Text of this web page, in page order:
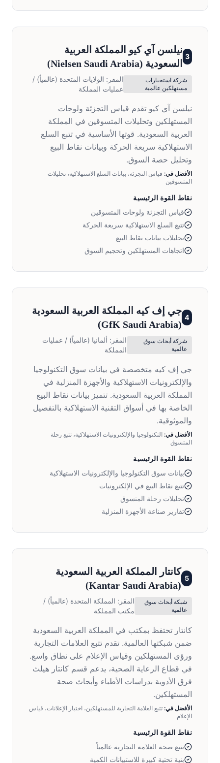
3
نيلسن آي كيو المملكة العربية
السعودية (
Nielsen Saudi Arabia
)
شركة استخبارات
مستهلكين عالمية
المقر: الولايات المتحدة (عالمياً) /
عمليات المملكة
نيلسن آي كيو تقدم قياس التجزئة ولوحات
المستهلكين وتحليلات المتسوقين في المملكة
العربية السعودية. قوتها الأساسية في تتبع السلع
الاستهلاكية سريعة الحركة وبيانات نقاط البيع
وتحليل حصة السوق.
الأفضل في: قياس التجزئة، بيانات السلع الاستهلاكية، تحليلات
المتسوقين
نقاط القوة الرئيسية
قياس التجزئة ولوحات المتسوقين
تتبع السلع الاستهلاكية سريعة الحركة
تحليلات بيانات نقاط البيع
اتجاهات المستهلكين وتحجيم السوق
4
جي إف كيه المملكة العربية السعودية
(
GfK Saudi Arabia
)
شركة أبحاث سوق
عالمية
المقر: ألمانيا (عالمياً) / عمليات
المملكة
جي إف كيه متخصصة في بيانات سوق التكنولوجيا
والإلكترونيات الاستهلاكية والأجهزة المنزلية في
المملكة العربية السعودية. تتميز بيانات نقاط البيع
الخاصة بها في أسواق التقنية الاستهلاكية بالتفصيل
والموثوقية.
الأفضل في: التكنولوجيا والإلكترونيات الاستهلاكية، تتبع رحلة
المتسوق
نقاط القوة الرئيسية
بيانات سوق التكنولوجيا والإلكترونيات الاستهلاكية
تتبع نقاط البيع في الإلكترونيات
تحليلات رحلة المتسوق
تقارير صناعة الأجهزة المنزلية
5
كانتار المملكة العربية السعودية
(
Kantar Saudi Arabia
)
شبكة أبحاث سوق
عالمية
المقر: المملكة المتحدة (عالمياً) /
مكتب المملكة
كانتار تحتفظ بمكتب في المملكة العربية السعودية
ضمن شبكتها العالمية. تقدم تتبع العلامات التجارية
ورؤى المستهلكين وقياس الإعلام على نطاق واسع.
في قطاع الرعاية الصحية، يدعم قسم كانتار هيلث
فرق الأدوية بدراسات الأطباء وأبحاث صحة
المستهلكين.
الأفضل في: تتبع العلامة التجارية للمستهلكين، اختبار الإعلانات، قياس
الإعلام
نقاط القوة الرئيسية
تتبع صحة العلامة التجارية عالمياً
بنية تحتية كبيرة للاستبيانات الكمية